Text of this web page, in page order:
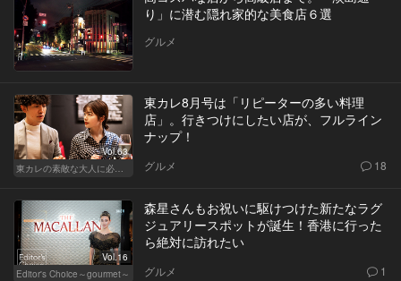
り」に潜む隠れ家的な美食店６選
グルメ
Vol.63
東カレ8月号は「リピーターの多い料理
店」。行きつけにしたい店が、フルライン
ナップ！
グルメ 18
Vol.16
Editor's Choice～gourmet～
森星さんもお祝いに駆けつけた新たなラグ
ジュアリースポットが誕生！香港に行った
ら絶対に訪れたい
グルメ 1